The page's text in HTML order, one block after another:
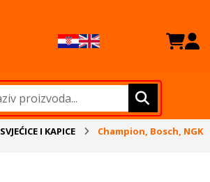
SVJEĆICE I KAPICE Champion, Bosch, NGK